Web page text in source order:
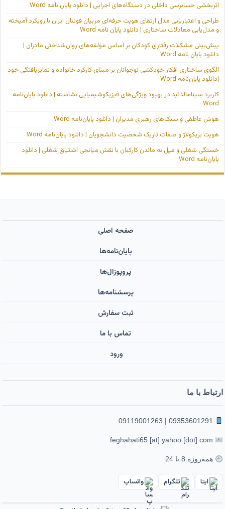
اثربخشی حسابرسی داخلی در دستگاه‌های اجرایی | دانلود پایان نامه Word
طراحی و اعتباریابی مدل ارتقای هویت حرفه‌ای مربیان فوتبال ایران با رویکرد آمیخته
و مدل‌یابی معادلات ساختاری | دانلود پایان نامه Word
پیش‌بینی مشکلات رفتاری کودکان بر اساس مؤلفه‌های روان‌شناختی مادران |
دانلود پایان نامه Word
الگوی ساختاری افکار خودکشی نوجوانان بر مبنای کارکرد خانواده و تمایزیافتگی خود
|دانلود پایان‌نامه Word
کاربرد سینامالدئید در بهبود ویژگی‌های فیزیکوشیمیایی نشاسته | دانلود پایان‌نامه
Word
هوش عاطفی و سبک‌های رهبری مدیران | دانلود پایان‌نامه Word
هویت بریکولاژ و صفات تاریک شخصیت دانشجویان | دانلود پایان‌نامه Word
خستگی شغلی و میل به ماندن کارکنان با نقش میانجی اشتیاق شغلی | دانلود
پایان‌نامه Word
صفحه اصلی
پایان‌نامه‌ها
پروپوزال‌ها
پرسشنامه‌ها
ثبت سفارش
تماس با ما
ورود ‌
ارتباط با ما
همه‌روزه 8 تا 24
ایتا تلگرام واتساپ